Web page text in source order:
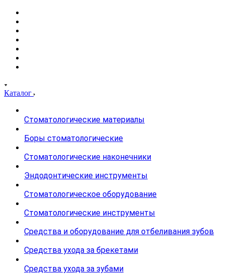
Каталог
Стоматологические материалы
Боры стоматологические
Стоматологические наконечники
Эндодонтические инструменты
Стоматологическое оборудование
Стоматологические инструменты
Средства и оборудование для отбеливания зубов
Средства ухода за брекетами
Средства ухода за зубами